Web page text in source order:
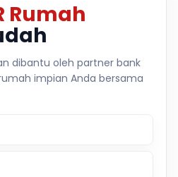
Rumah
dibantu oleh partner bank
impian Anda bersama